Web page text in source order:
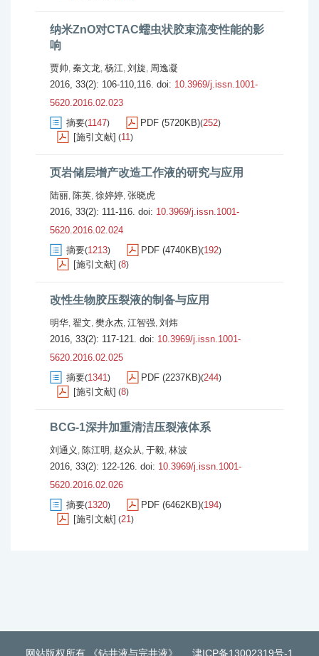
纳米ZnO对CTAC蠕虫状胶束流变性能的影
响
贾帅, 秦文龙, 杨江, 刘旋, 周逸凝
2016, 33(2): 106-110,116. doi: 10.3969/j.issn.1001-
5620.2016.02.023
摘要(1147) PDF (5720KB)(252)
[施引文献] (11)
页岩储层增产改造工作液的研究与应用
陆丽, 陈英, 徐婷婷, 张晓虎
2016, 33(2): 111-116. doi: 10.3969/j.issn.1001-
5620.2016.02.024
摘要(1213) PDF (4740KB)(192)
[施引文献] (8)
改性生物胶压裂液的制备与应用
明华, 翟文, 樊永杰, 江智强, 刘炜
2016, 33(2): 117-121. doi: 10.3969/j.issn.1001-
5620.2016.02.025
摘要(1341) PDF (2237KB)(244)
[施引文献] (8)
BCG-1深井加重清洁压裂液体系
刘通义 , 陈江明 , 赵众从, 于毅, 林波
2016, 33(2): 122-126. doi: 10.3969/j.issn.1001-
5620.2016.02.026
摘要(1320) PDF (6462KB)(194)
[施引文献] (21)
网站版权所有 《钻井液与完井液》 津ICP备13002319号-1